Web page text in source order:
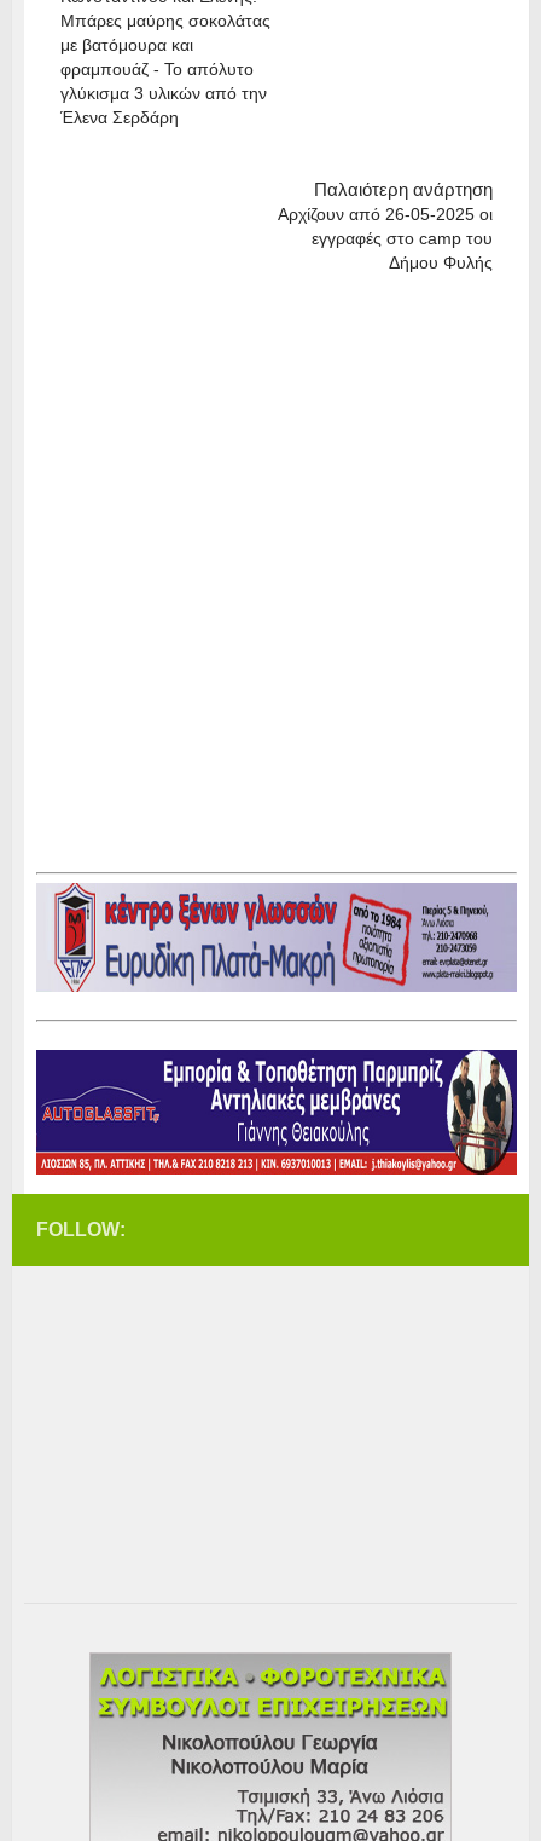
Μπάρες μαύρης σοκολάτας
με βατόμουρα και
φραμπουάζ - Το απόλυτο
γλύκισμα 3 υλικών από την
Έλενα Σερδάρη
Παλαιότερη ανάρτηση
Αρχίζουν από 26-05-2025 οι
εγγραφές στο camp του
Δήμου Φυλής
FOLLOW: